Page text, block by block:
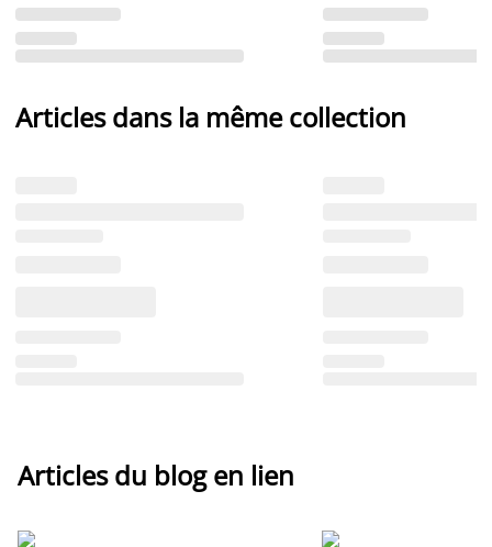
Articles dans la même collection
Articles du blog en lien